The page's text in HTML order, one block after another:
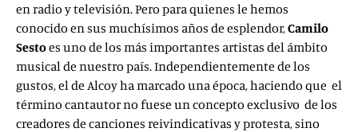
en radio y televisión. Pero para quienes le hemos
conocido en sus muchísimos años de esplendor,Camilo
Sestoes uno de los más importantes artistas del ámbito
musical de nuestro país. Independientemente de los
gustos, el de Alcoy ha marcado una época, haciendo que el
término cantautor no fuese un concepto exclusivo de los
creadores de canciones reivindicativas y protesta, sino